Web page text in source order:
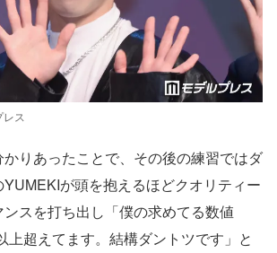
ス
りあったことで、その後の練習ではダ
が頭を抱えるほどクオリティー
スを打ち出し「僕の求めてる数値
上超えてます。結構ダントツです」と